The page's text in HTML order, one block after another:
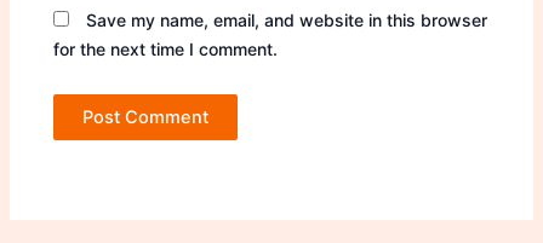
Save my name, email, and website in this browser
for the next time I comment.